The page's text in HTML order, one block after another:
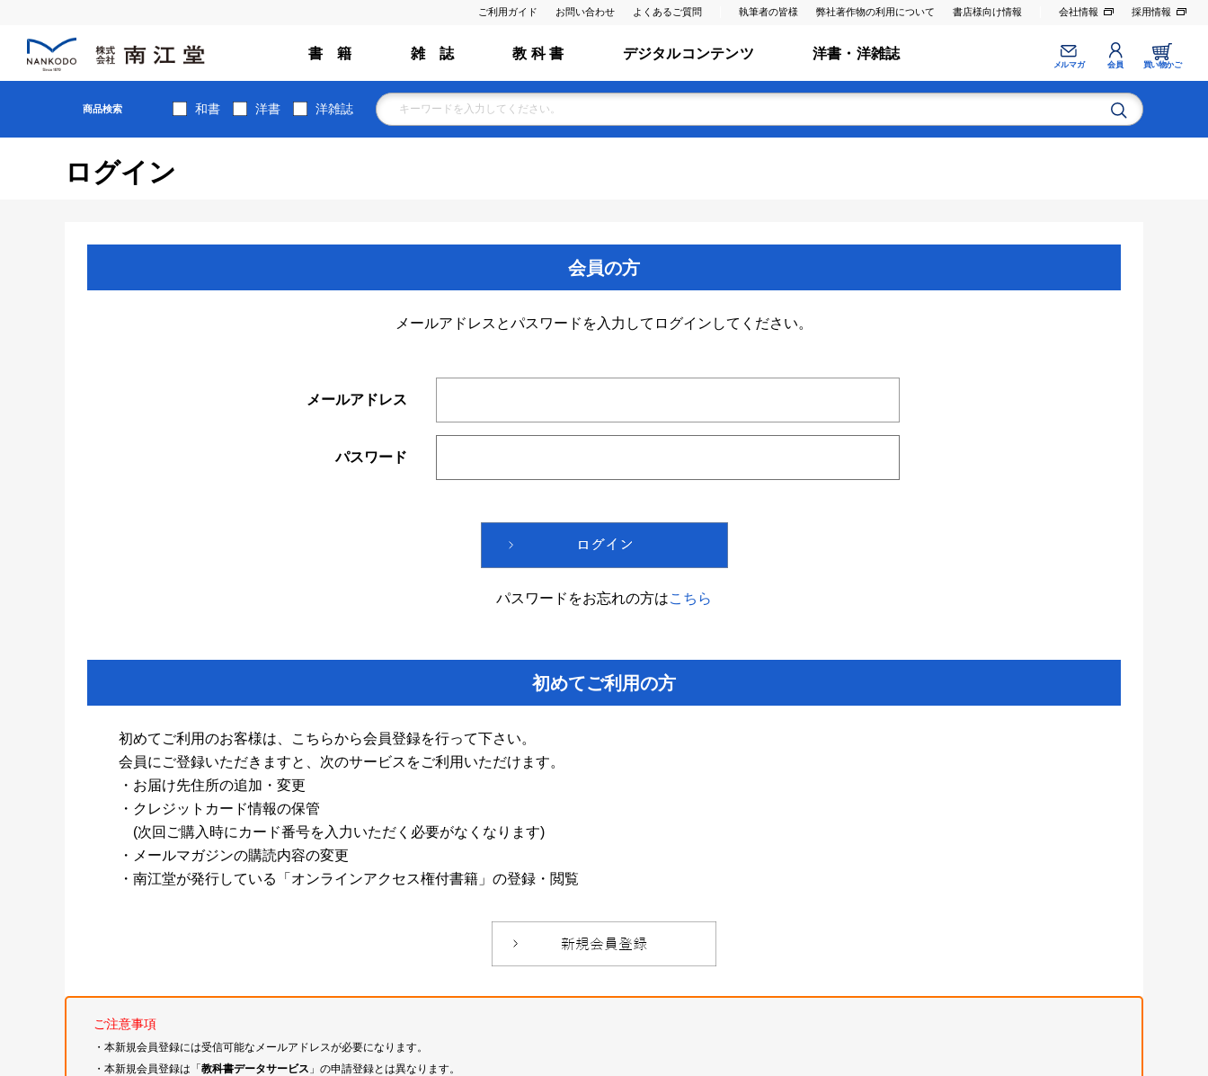
ご利用ガイド お問い合わせ よくあるご質問 執筆者の皆様 弊社著作物の利用について 書店様向け情報 会社情報 採用情報
書 籍 雑 誌 教 科 書 デジタルコンテンツ 洋書・洋雑誌
メルマガ 会員 買い物かご
商品検索 和書 洋書 洋雑誌
ログイン
会員の方
メールアドレスとパスワードを入力してログインしてください。
メールアドレス
パスワード
パスワードをお忘れの方はこちら
初めてご利用の方
初めてご利用のお客様は、こちらから会員登録を行って下さい。
会員にご登録いただきますと、次のサービスをご利用いただけます。
・お届け先住所の追加・変更
・クレジットカード情報の保管
(次回ご購入時にカード番号を入力いただく必要がなくなります)
・メールマガジンの購読内容の変更
・南江堂が発行している「オンラインアクセス権付書籍」の登録・閲覧
ご注意事項
・本新規会員登録には受信可能なメールアドレスが必要になります。
・本新規会員登録は「教科書データサービス 」の申請登録とは異なります。